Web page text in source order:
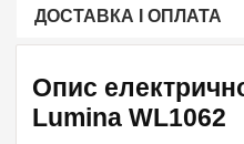
ДОСТАВКА І ОПЛАТА
Опис
Lumina WL1062